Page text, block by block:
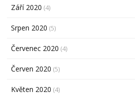
Září 2020 (4)
Srpen 2020 (5)
Červenec 2020 (4)
Červen 2020 (5)
Květen 2020 (4)